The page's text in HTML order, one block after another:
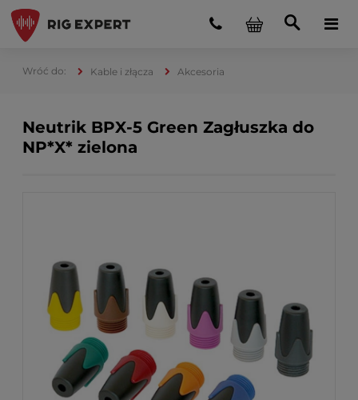
Kable i złącza Akcesoria
Neutrik BPX-5 Green Zagłuszka do
NP*X* zielona